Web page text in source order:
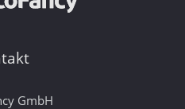
GmbH